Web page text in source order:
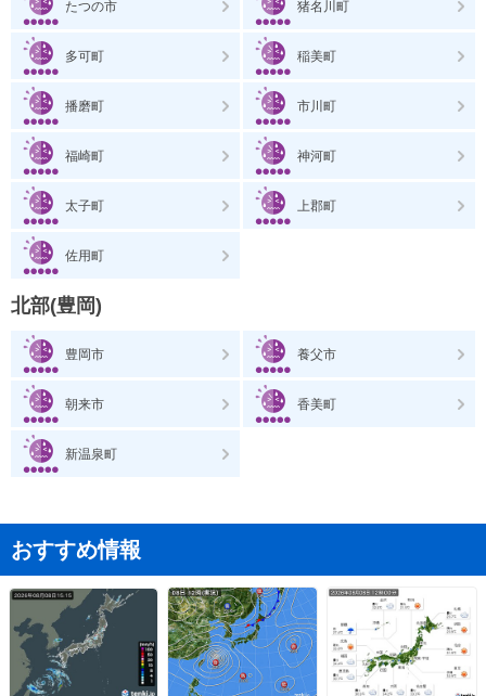
たつの市 猪名川町
多可町 稲美町
播磨町 市川町
福崎町 神河町
太子町 上郡町
佐用町
北部(豊岡)
豊岡市 養父市
朝来市 香美町
新温泉町
おすすめ情報